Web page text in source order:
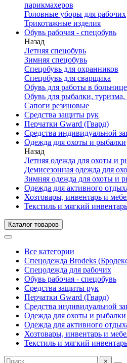
парикмахеров
Головные уборы для рабочих
Трикотажные изделия
Обувь рабочая - спецобувь
Назад
Летняя спецобувь
Зимняя спецобувь
Спецобувь для охранников
Спецобувь для сварщика
Обувь для работы в
Обувь для рыбалки, туризма,
Сапоги резиновые
Средства защиты рук
Перчатки Gward (Гвард)
Средства индивидуальной
Одежда для охоты и рыбалки
Назад
Летняя одежда для охоты и
Демисезонная одежда для
Зимняя одежда для охоты и
Одежда для активного
Хозтовары, инвентарь и
Текстиль и мягкий инвентарь
Каталог товаров
Все категории
Спецодежда Brodeks
Спецодежда для рабочих
Обувь рабочая - спецобувь
Средства защиты рук
Перчатки Gward (Гвард)
Средства индивидуальной
Одежда для охоты и рыбалки
Одежда для активного
Хозтовары, инвентарь и
Текстиль и мягкий инвентарь
×